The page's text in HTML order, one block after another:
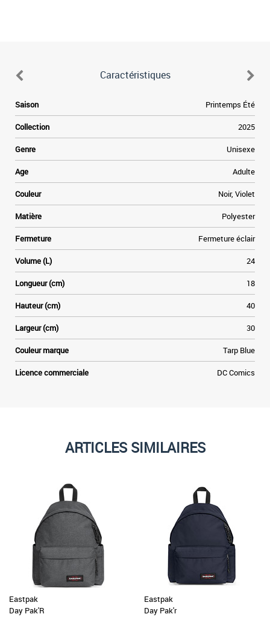
Caractéristiques
Saison Printemps Été
Collection 2025
Genre Unisexe
Age Adulte
Couleur Noir, Violet
Matière Polyester
Fermeture Fermeture éclair
Volume (L) 24
Longueur (cm) 18
Hauteur (cm) 40
Largeur (cm) 30
Couleur marque Tarp Blue
Licence commerciale DC Comics
ARTICLES SIMILAIRES
Eastpak
Day Pak'R
Eastpak
Day Pak'r